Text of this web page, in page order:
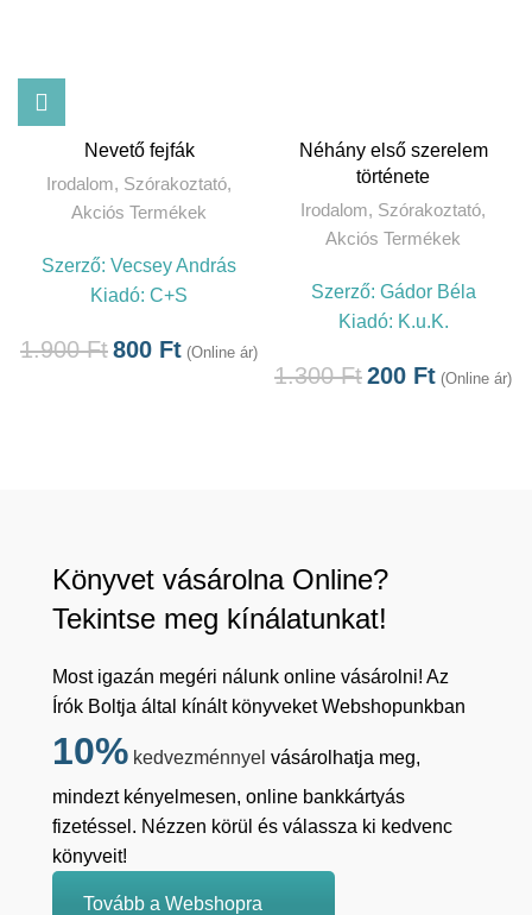
Nevető fejfák
Irodalom, Szórakoztató,
Akciós Termékek
Szerző: Vecsey András
Kiadó: C+S
1.900Ft800 Ft (Online ár)
Néhány első szerelem
története
Irodalom, Szórakoztató,
Akciós Termékek
Szerző: Gádor Béla
Kiadó: K.u.K.
1.300Ft200 Ft (Online ár)
Könyvet vásárolna Online?
Tekintse meg kínálatunkat!
Most igazán megéri nálunk online vásárolni! Az
Írók Boltja által kínált könyveket Webshopunkban
10% kedvezménnyel vásárolhatja meg,
mindezt kényelmesen, online bankkártyás
fizetéssel. Nézzen körül és válassza ki kedvenc
könyveit!
Tovább a Webshopra